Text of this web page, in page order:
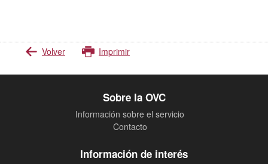
Volver Imprimir
Sobre la OVC
Información sobre el servicio
Contacto
Información de interés